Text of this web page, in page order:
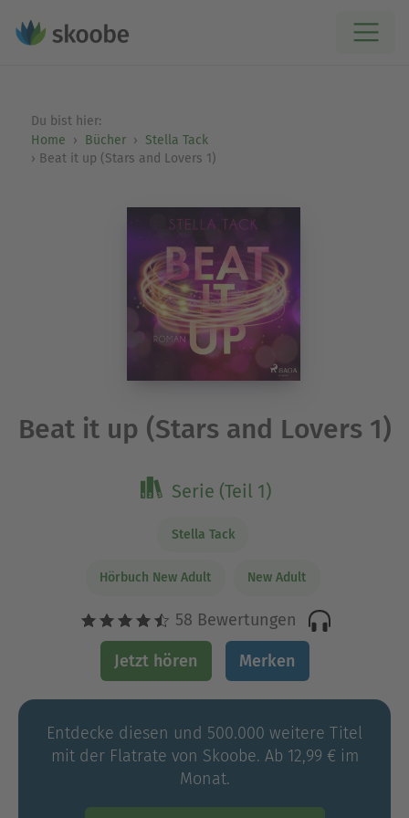
Du bist hier:
Home
Bücher
Stella Tack
Beat it up (Stars and Lovers 1)
Beat it up (Stars and Lovers 1)
Serie (Teil 1)
Stella Tack
Hörbuch New Adult New Adult
58 Bewertungen
Jetzt hören Merken
Entdecke diesen und 500.000 weitere Titel
mit der Flatrate von Skoobe. Ab 12,99 € im
Monat.